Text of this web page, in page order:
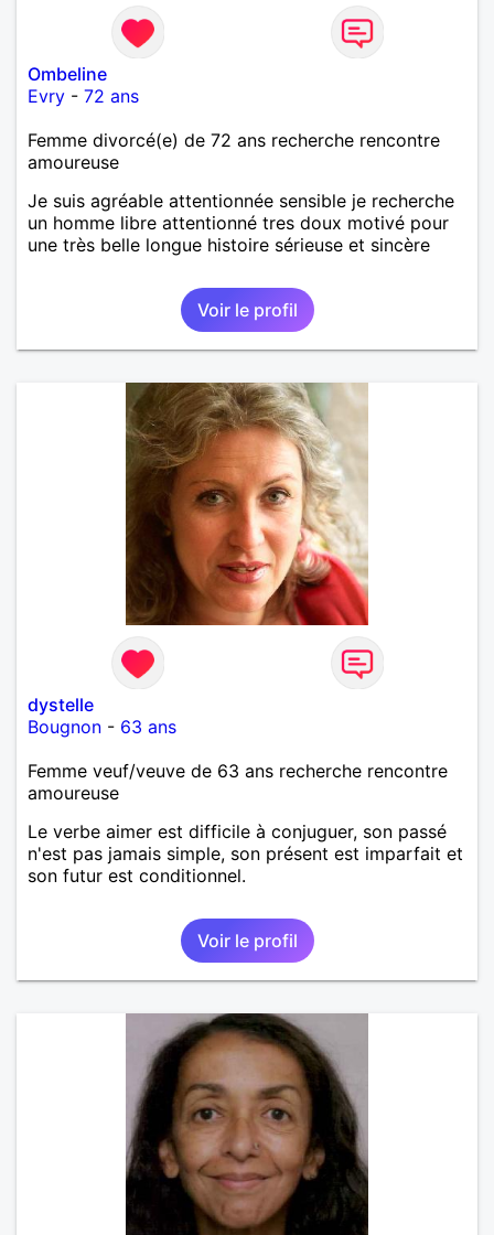
Ombeline
Evry - 72 ans
Femme divorcé(e) de 72 ans recherche rencontre
amoureuse
Je suis agréable attentionnée sensible je recherche
un homme libre attentionné tres doux motivé pour
une très belle longue histoire sérieuse et sincère
Voir le profil
dystelle
Bougnon - 63 ans
Femme veuf/veuve de 63 ans recherche rencontre
amoureuse
Le verbe aimer est difficile à conjuguer, son passé
n'est pas jamais simple, son présent est imparfait et
son futur est conditionnel.
Voir le profil